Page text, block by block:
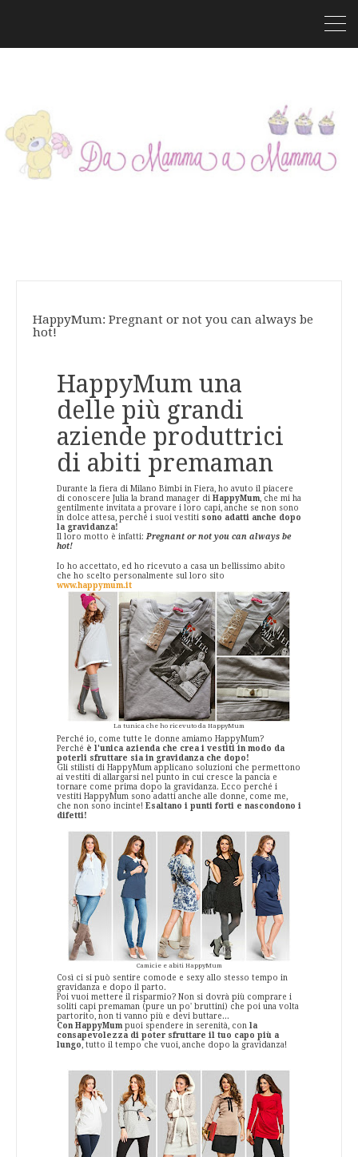
HappyMum: Pregnant or not you can always be
hot!
HappyMum una
delle più grandi
aziende produttrici
di abiti premaman
Durante la fiera di Milano Bimbi in Fiera, ho avuto il piacere
di conoscere Julia la brand manager di HappyMum , che mi ha
gentilmente invitata a provare i loro capi, anche se non sono
in dolce attesa, perché i suoi vestiti sono adatti anche dopo
la gravidanza!
Il loro motto è infatti: Pregnant or not you can always be
hot!
Io ho accettato, ed ho ricevuto a casa un bellissimo abito
che ho scelto personalmente sul loro sito
www.happymum.it
La tunica che ho ricevuto da HappyMum
Perché io, come tutte le donne amiamo HappyMum?
Perché è l'unica azienda che crea i vestiti in modo da
poterli sfruttare sia in gravidanza che dopo!
Gli stilisti di HappyMum applicano soluzioni che permettono
ai vestiti di allargarsi nel punto in cui cresce la pancia e
tornare come prima dopo la gravidanza. Ecco perché i
vestiti HappyMum sono adatti anche alle donne, come me,
che non sono incinte! Esaltano i punti forti e nascondono i
difetti!
Camicie e abiti HappyMum
Così ci si può sentire comode e sexy allo stesso tempo in
gravidanza e dopo il parto.
Poi vuoi mettere il risparmio? Non si dovrà più comprare i
soliti capi premaman (pure un po' bruttini) che poi una volta
partorito, non ti vanno più e devi buttare...
Con HappyMumpuoi spendere in serenità, con la
consapevolezza di poter sfruttare il tuo capo più a
lungo, tutto il tempo che vuoi, anche dopo la gravidanza!